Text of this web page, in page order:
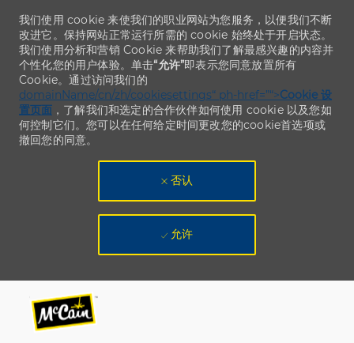
我们使用 cookie 来使我们的职业网站为您服务，以便我们不断
改进它。保持网站正常运行所需的 cookie 始终处于开启状态。
我们使用分析和营销 Cookie 来帮助我们了解最感兴趣的内容并
个性化您的用户体验。单击“允许”即表示您同意放置所有
Cookie。通过访问我们的
domainName/cn/zh/cookiesettings“ ph-href=”“>Cookie 设
置页面 ，了解我们和选定的合作伙伴如何使用 cookie 以及您如
何控制它们。您可以在任何给定时间更改您的cookie首选项或
撤回您的同意。
否认
允许